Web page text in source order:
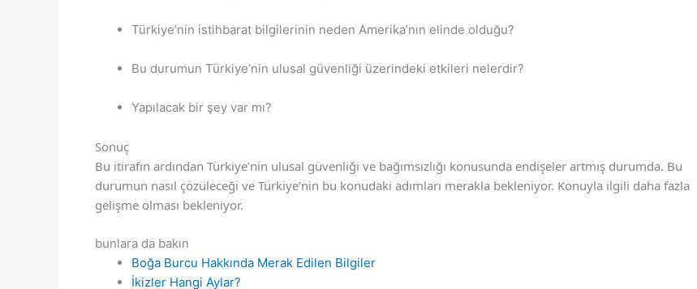
Türkiye’nin istihbarat bilgilerinin neden Amerika’nın elinde olduğu?
Bu durumun Türkiye’nin ulusal güvenliği üzerindeki etkileri nelerdir?
Yapılacak bir şey var mı?
Sonuç
Bu itirafın ardından Türkiye’nin ulusal güvenliği ve bağımsızlığı konusunda endişeler artmış durumda. Bu
durumun nasıl çözüleceği ve Türkiye’nin bu konudaki adımları merakla bekleniyor. Konuyla ilgili daha fazla
gelişme olması bekleniyor.
bunlara da bakın
Boğa Burcu Hakkında Merak Edilen Bilgiler
İkizler Hangi Aylar?